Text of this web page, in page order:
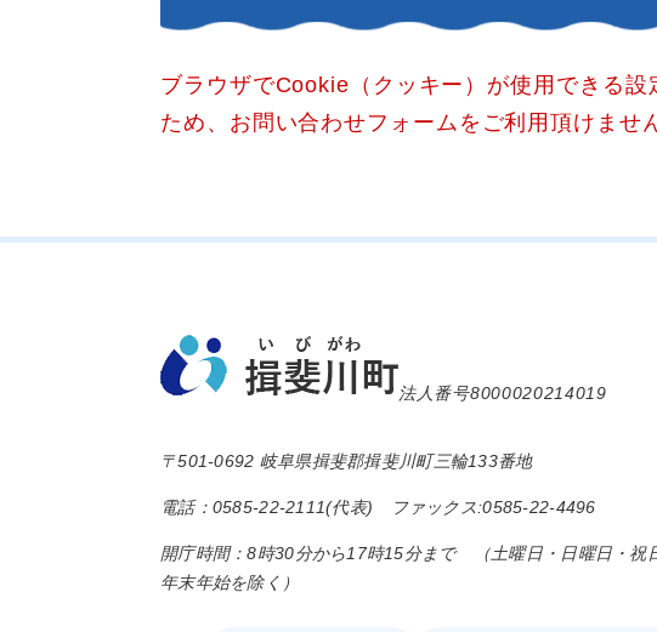
ブラウザでCookie（クッキー）が使用できる
ため、お問い合わせフォームをご利用頂けませ
法人番号8000020214019
〒501-0692 岐阜県揖斐郡揖斐川町三輪133番地
電話：0585-22-2111(代表) ファックス:0585-22-4496
開庁時間：8時30分から17時15分まで （土曜日・日曜日・祝
年末年始を除く）